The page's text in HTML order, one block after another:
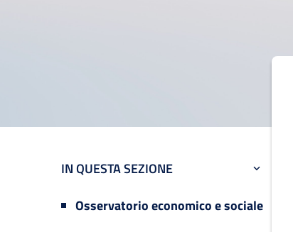
IN QUESTA SEZIONE
Osservatorio economico e sociale